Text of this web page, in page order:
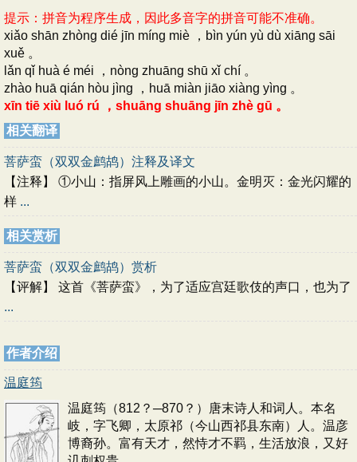
提示：拼音为程序生成，因此多音字的拼音可能不准确。
xiǎo shān zhòng dié jīn míng miè ，bìn yún yù dù xiāng sāi
xuě 。
lǎn qǐ huà é méi ，nòng zhuāng shū xǐ chí 。
zhào huā qián hòu jìng ，huā miàn jiāo xiàng yìng 。
xīn tiē xiù luó rú ，shuāng shuāng jīn zhè gū 。
相关翻译
菩萨蛮（双双金鹧鸪）注释及译文
【注释】 ①小山：指屏风上雕画的小山。金明灭：金光闪耀的
样 ...
相关赏析
菩萨蛮（双双金鹧鸪）赏析
【评解】 这首《菩萨蛮》，为了适应宫廷歌伎的声口，也为了
...
作者介绍
温庭筠
温庭筠（812？─870？）唐末诗人和词人。本名
岐，字飞卿，太原祁（今山西祁县东南）人。温彦
博裔孙。富有天才，然恃才不羁，生活放浪，又好